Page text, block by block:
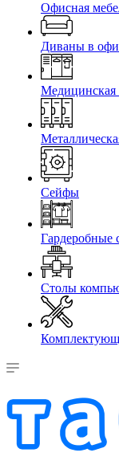
Офисная
Диваны в
Медицинская
Сейфы
Гардеробные
Столы